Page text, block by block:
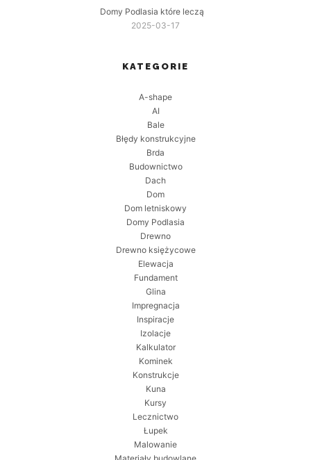
Domy Podlasia które leczą
2025-03-17
KATEGORIE
A-shape
AI
Bale
Błędy konstrukcyjne
Brda
Budownictwo
Dach
Dom
Dom letniskowy
Domy Podlasia
Drewno
Drewno księżycowe
Elewacja
Fundament
Glina
Impregnacja
Inspiracje
Izolacje
Kalkulator
Kominek
Konstrukcje
Kuna
Kursy
Lecznictwo
Łupek
Malowanie